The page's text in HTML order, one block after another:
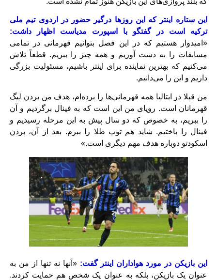
این ستاره اینتر که این روزها درگیر حضور در اردوی تیم ملی
ترکیه است در گفتگو با اسپورت مدیاست اظهار داشت:
«امیدوار هستیم که در این فصل بتوانیم قهرمانی در تمامی
مسابقات را به دست آوریم و همه چیز را ببریم. قطعاً تلاش
می‌کنیم که بهترین نماینده برای اینتر باشیم، مسئولیت بزرگی
داریم و این را می‌دانیم.
من قبلا در ایتالیا همه قهرمانی‌ها را برده‌ام، هدف من بردن لیگ
قهرمانان است. رویای من این است که به فینال برگردیم و آن
را ببریم، به خصوص که دو سال پیش به این مرحله رسیدیم و
فینال را باختیم. شاید هم توپ طلا را ببرم. بعد از آن، بردن
اسکودتو دوباره هدف مهم دیگری است.»
این بازیکن در مورد هواداران اینتر گفت:«آنها نه تنها از من به
عنوان یک بازیکن، بلکه به عنوان یک شخص هم حمایت کردند.